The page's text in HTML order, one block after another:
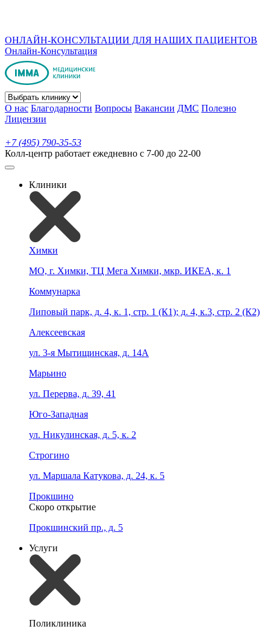
ОНЛАЙН-КОНСУЛЬТАЦИИ ДЛЯ НАШИХ ПАЦИЕНТОВ
Онлайн-Консультация
О нас Благодарности Вопросы Вакансии ДМС Полезно
Лицензии
+7 (495) 790-35-53
Колл-центр работает ежедневно с 7-00 до 22-00
Клиники
Химки
МО, г. Химки, ТЦ Мега Химки, мкр. ИКЕА, к. 1
Коммунарка
Липовый парк, д. 4, к. 1, стр. 1 (К1); д. 4, к.3, стр. 2 (К2)
Алексеевская
ул. 3-я Мытищинская, д. 14А
Марьино
ул. Перерва, д. 39, 41
Юго-Западная
ул. Никулинская, д. 5, к. 2
Строгино
ул. Маршала Катукова, д. 24, к. 5
Прокшино
Скоро открытие
Прокшинский пр., д. 5
Услуги
Поликлиника